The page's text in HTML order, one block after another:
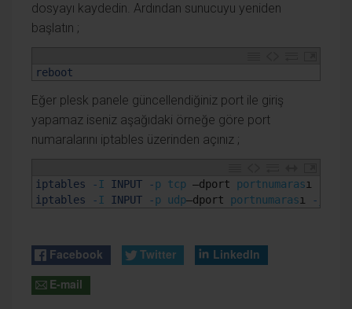
dosyayı kaydedin. Ardından sunucuyu yeniden
başlatın ;
reboot
Eğer plesk panele güncellendiğiniz port ile giriş
yapamaz iseniz aşağıdaki örneğe göre port
numaralarını iptables üzerinden açınız ;
iptables -I INPUT -p tcp –dport portnumarası
iptables
-I INPUT -p udp–dport portnumarası -
Facebook Twitter
LinkedIn
E-mail